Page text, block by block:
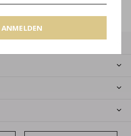
ANMELDEN
ANMELDEN